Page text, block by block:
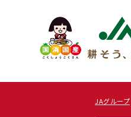
JAグループ